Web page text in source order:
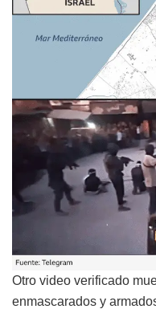
Otro video verificado
enmascarados y